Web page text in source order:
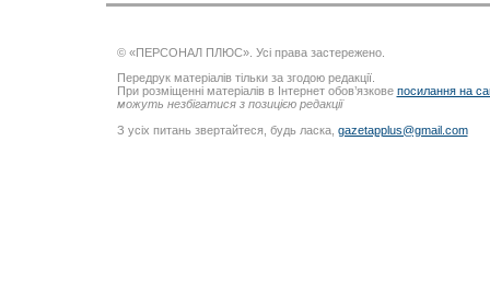
© «ПЕРСОНАЛ ПЛЮС». Усі права застережено.
Передрук матеріалів тільки за згодою редакції.
При розміщенні матеріалів в Інтернет обов’язкове посилання на
можуть незбігатися з позицією редакції
З усіх питань звертайтеся, будь ласка, gazetapplus@gmail.com